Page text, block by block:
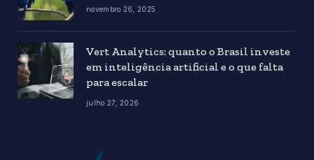
novembro 26, 2025
Vert Analytics: quanto o Brasil investe
em inteligência artificial e o que falta
para escalar
julho 27, 2026